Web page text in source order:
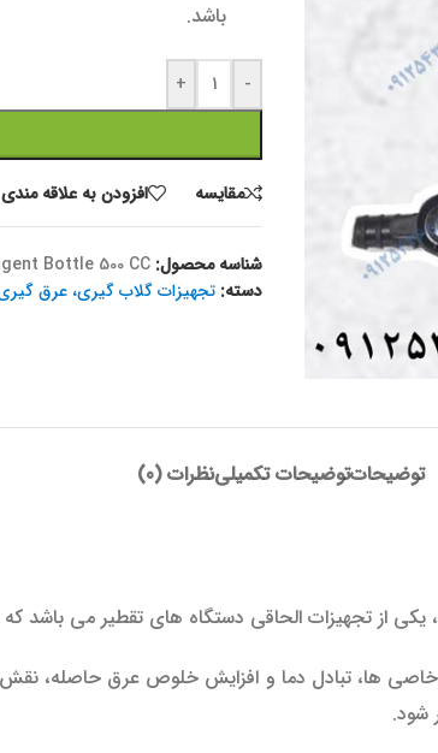
باشد.
-
+
مقايسه افزودن به علاقه مندی
شناسه محصول: Bottle 500 CC
دسته: تجهیزات گلاب گیری، عرق
توضیحاتتوضیحات تکمیلینظرات (0)
یکی از تجهیزات الحاقی دستگاه های تقطیر می باشد
ها، تبادل دما و افزایش خلوص عرق حاصله،
شود.